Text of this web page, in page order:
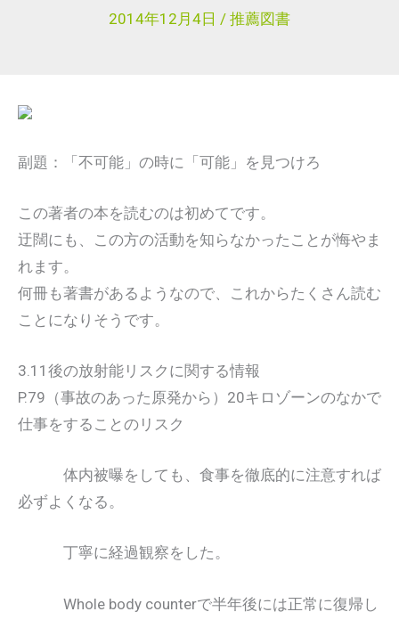
2014年12月4日 / 推薦図書
副題：「不可能」の時に「可能」を見つけろ
この著者の本を読むのは初めてです。
迂闊にも、この方の活動を知らなかったことが悔やま
れます。
何冊も著書があるようなので、これからたくさん読む
ことになりそうです。
3.11後の放射能リスクに関する情報
P.79（事故のあった原発から）20キロゾーンのなかで
仕事をすることのリスク
体内被曝をしても、食事を徹底的に注意すれば
必ずよくなる。
丁寧に経過観察をした。
Whole body counterで半年後には正常に復帰し